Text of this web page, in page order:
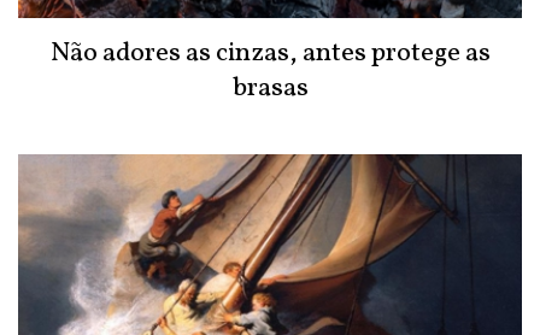
Não adores as cinzas, antes protege as
brasas